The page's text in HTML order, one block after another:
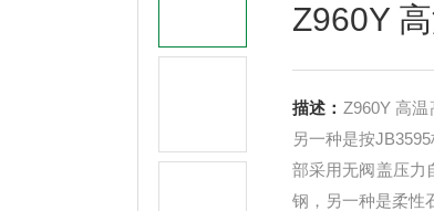
Z960Y
描述： Z960Y 高
另一种是按
部采用无阀盖压力
钢，另一种是柔性